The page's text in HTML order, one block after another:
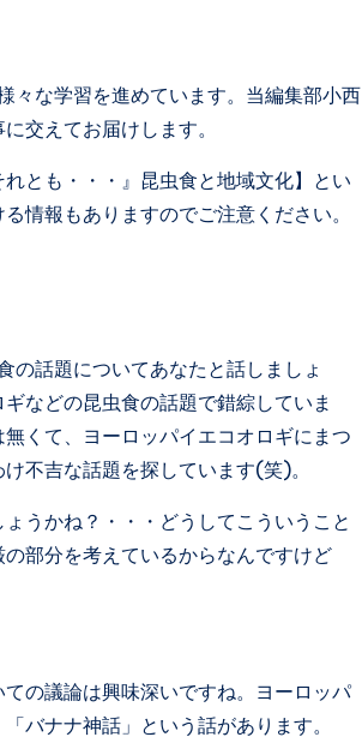
々な学習を進めています。当編集部小西
交えてお届けします。
とも・・・』昆虫食と地域文化】とい
情報もありますのでご注意ください。
話題についてあなたと話しましょ
などの昆虫食の話題で錯綜していま
くて、ヨーロッパイエコオロギにまつ
不吉な話題を探しています(笑)。
うかね？・・・どうしてこういうこと
部分を考えているからなんですけど
の議論は興味深いですね。ヨーロッパ
バナナ神話」という話があります。